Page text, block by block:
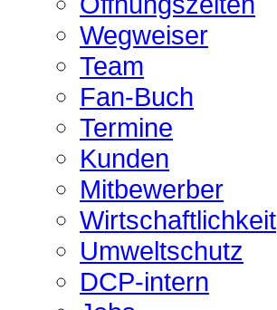
Wegweiser
Team
Fan-Buch
Termine
Kunden
Mitbewerber
Wirtschaftlichkeit
Umweltschutz
DCP-intern